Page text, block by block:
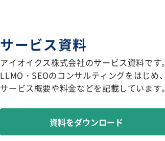
サービス資料
アイオイクス株式会社のサービス資料です。
LLMO・SEOのコンサルティングをはじめ、
サービス概要や料金などを記載しています。
資料をダウンロード